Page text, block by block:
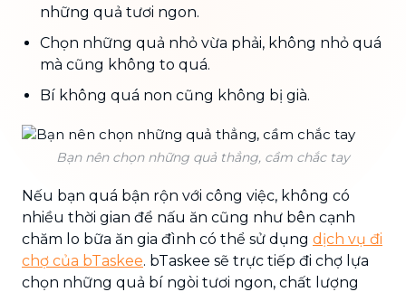
những quả tươi ngon.
Chọn những quả nhỏ vừa phải, không nhỏ quá
mà cũng không to quá.
Bí không quá non cũng không bị già.
Bạn nên chọn những quả thẳng, cầm chắc tay
Nếu bạn quá bận rộn với công việc, không có
nhiều thời gian để nấu ăn cũng như bên cạnh
chăm lo bữa ăn gia đình có thể sử dụng dịch vụ đi
chợ của bTaskee. bTaskee sẽ trực tiếp đi chợ lựa
chọn những quả bí ngòi tươi ngon, chất lượng